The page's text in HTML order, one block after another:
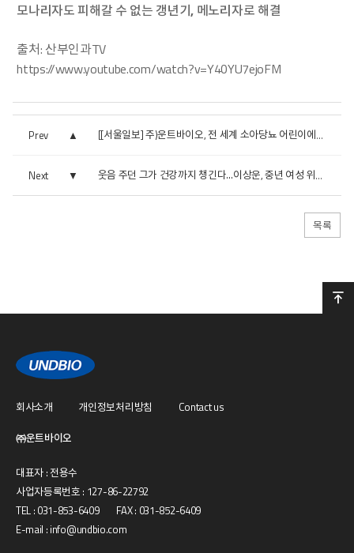
모나리자도 피해갈 수 없는 갱년기, 메노리자로 해결
출처: 산부인과TV
https://www.youtube.com/watch?v=Y40YU7ejoFM
Prev [[서울일보] 주)운트바이오, 전 세계 소아당뇨 어린이에게 인...
Next 웃음 주던 그가 건강까지 챙긴다…이상운, 중년 여성 위한 ...
목록
회사소개 개인정보처리방침
Contact us
㈜운트바이오
대표자 : 전용수
사업자등록번호 : 127-86-22792
TEL : 031-853-6409 FAX : 031-852-6409
E-mail : info@undbio.com